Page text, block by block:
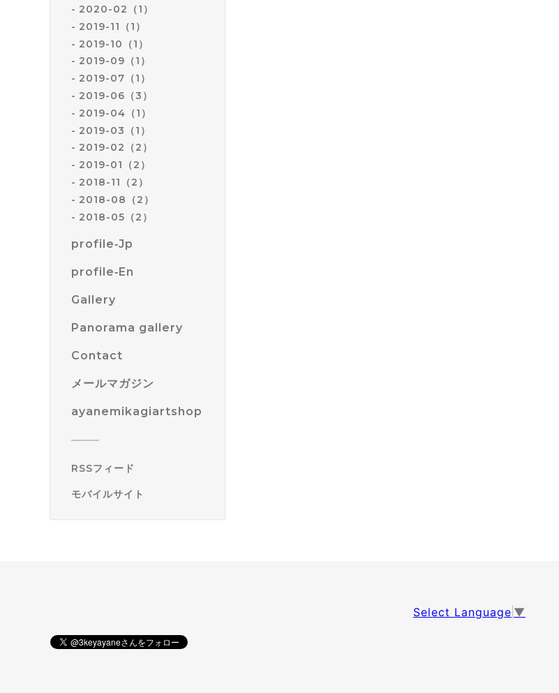
2020-02（1）
2019-11（1）
2019-10（1）
2019-09（1）
2019-07（1）
2019-06（3）
2019-04（1）
2019-03（1）
2019-02（2）
2019-01（2）
2018-11（2）
2018-08（2）
2018-05（2）
profile‐Jp
profile‐En
Gallery
Panorama gallery
Contact
メールマガジン
ayanemikagiartshop
RSSフィード
モバイルサイト
Select Language ▼